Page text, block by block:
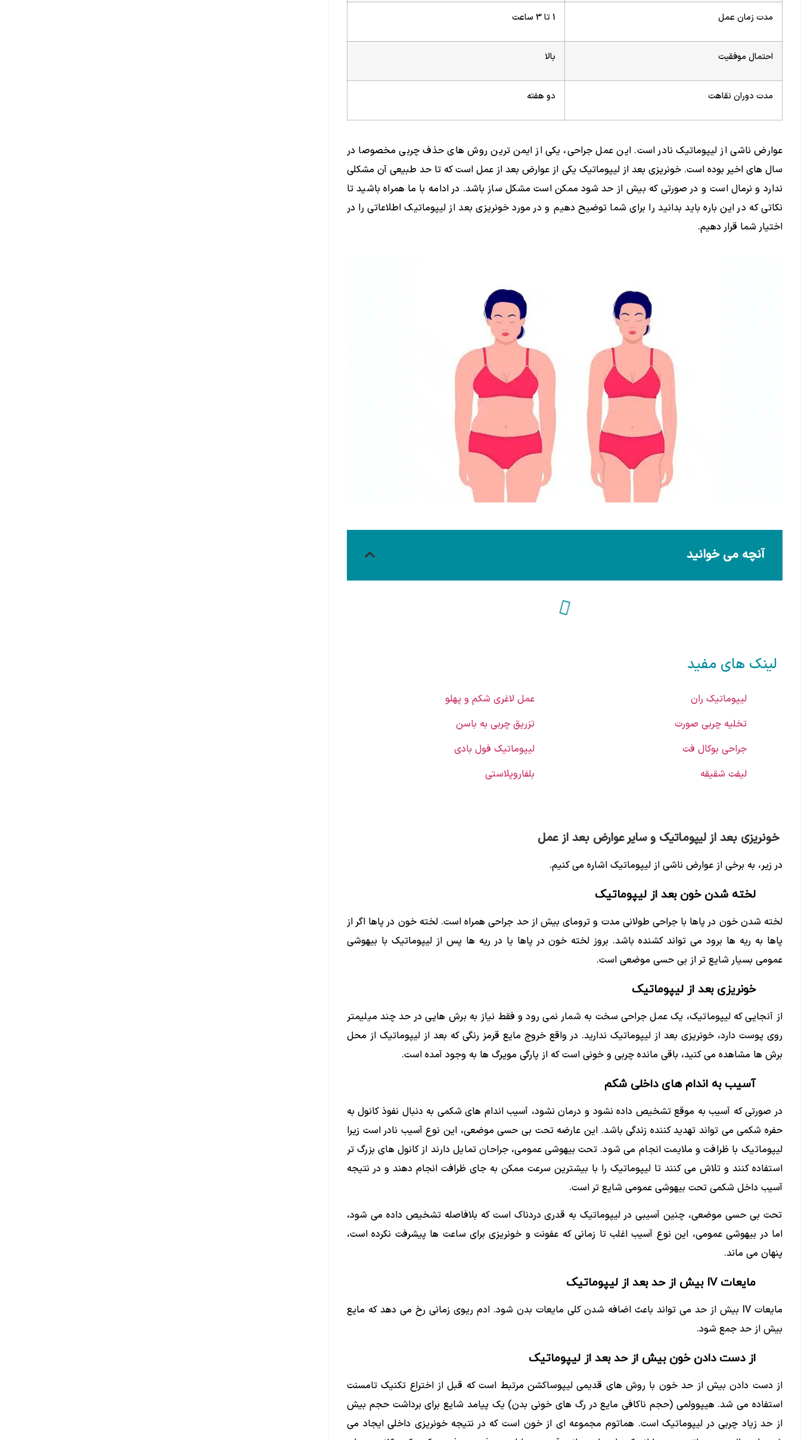
مدت زمان عمل 1 تا 3 ساعت
احتمال موفقیت بالا
مدت دوران نقاهت دو هفته
عوارض ناشی از لیپوماتیک نادر است. این عمل جراحی، یکی از ایمن ترین روش های حذف چربی مخصوصا در
سال های اخیر بوده است. خونریزی بعد از لیپوماتیک یکی از عوارض بعد از عمل است که تا حد طبیعی آن مشکلی
ندارد و نرمال است و در صورتی که بیش از حد شود ممکن است مشکل ساز باشد. در ادامه با ما همراه باشید تا
نکاتی که در این باره باید بدانید را برای شما توضیح دهیم و در مورد خونریزی بعد از لیپوماتیک اطلاعاتی را در
اختیار شما قرار دهیم.
آنچه می خوانید
لینک های مفید
لیپوماتیک ران
تخلیه چربی صورت
جراحی بوکال فت
لیفت شقیقه
عمل لاغری شکم و پهلو
تزریق چربی به باسن
لیپوماتیک فول بادی
بلفاروپلاستی
خونریزی بعد از لیپوماتیک و سایر عوارض بعد از عمل
در زیر، به برخی از عوارض ناشی از لیپوماتیک اشاره می کنیم.
لخته شدن خون بعد از لیپوماتیک
لخته شدن خون در پاها با جراحی طولانی مدت و ترومای بیش از حد جراحی همراه است. لخته خون در پاها اگر از
پاها به ریه ها برود می تواند کشنده باشد. بروز لخته خون در پاها یا در ریه ها پس از لیپوماتیک با بیهوشی
عمومی بسیار شایع تر از بی حسی موضعی است.
خونریزی بعد از لیپوماتیک
از آنجایی که لیپوماتیک، یک عمل جراحی سخت به شمار نمی رود و فقط نیاز به برش هایی در حد چند میلیمتر
روی پوست دارد، خونریزی بعد از لیپوماتیک ندارید. در واقع خروج مایع قرمز رنگی که بعد از لیپوماتیک از محل
برش ها مشاهده می کنید، باقی مانده چربی و خونی است که از پارگی مویرگ ها به وجود آمده است.
آسیب به اندام های داخلی شکم
در صورتی که آسیب به موقع تشخیص داده نشود و درمان نشود، آسیب اندام های شکمی به دنبال نفوذ کانول به
حفره شکمی می تواند تهدید کننده زندگی باشد. این عارضه تحت بی حسی موضعی، این نوع آسیب نادر است زیرا
لیپوماتیک با ظرافت و ملایمت انجام می شود. تحت بیهوشی عمومی، جراحان تمایل دارند از کانول های بزرگ تر
استفاده کنند و تلاش می کنند تا لیپوماتیک را با بیشترین سرعت ممکن به جای ظرافت انجام دهند و در نتیجه
آسیب داخل شکمی تحت بیهوشی عمومی شایع تر است.
تحت بی حسی موضعی، چنین آسیبی در لیپوماتیک به قدری دردناک است که بلافاصله تشخیص داده می شود،
اما در بیهوشی عمومی، این نوع آسیب اغلب تا زمانی که عفونت و خونریزی برای ساعت ها پیشرفت نکرده است،
پنهان می ماند.
مایعات IV بیش از حد بعد از لیپوماتیک
مایعات IV بیش از حد می تواند باعث اضافه شدن کلی مایعات بدن شود. ادم ریوی زمانی رخ می دهد که مایع
بیش از حد جمع شود.
از دست دادن خون بیش از حد بعد از لیپوماتیک
از دست دادن بیش از حد خون با روش های قدیمی لیپوساکشن مرتبط است که قبل از اختراع تکنیک تامسنت
استفاده می شد. هیپوولمی (حجم ناکافی مایع در رگ های خونی بدن) یک پیامد شایع برای برداشت حجم بیش
از حد زیاد چربی در لیپوماتیک است. هماتوم مجموعه ای از خون است که در نتیجه خونریزی داخلی ایجاد می